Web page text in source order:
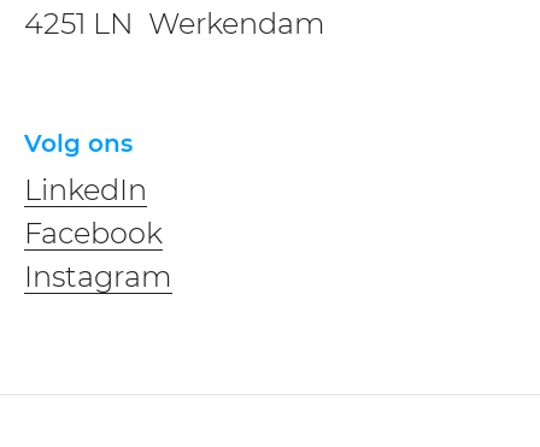
4251 LN Werkendam
Volg ons
LinkedIn
Facebook
Instagram